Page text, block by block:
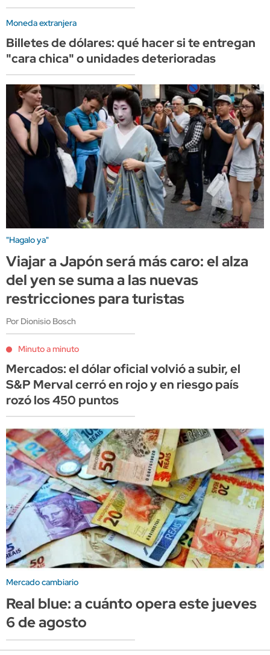
Moneda extranjera
Billetes de dólares: qué hacer si te entregan
"cara chica" o unidades deterioradas
"Hagalo ya"
Viajar a Japón será más caro: el alza
del yen se suma a las nuevas
restricciones para turistas
Por Dionisio Bosch
Minuto a minuto
Mercados: el dólar oficial volvió a subir, el
S&P Merval cerró en rojo y en riesgo país
rozó los 450 puntos
Mercado cambiario
Real blue: a cuánto opera este jueves
6 de agosto